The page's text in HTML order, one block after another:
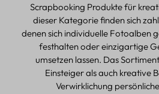
Scrapbooking Produkte für
dieser Kategorie finden sich
denen sich individuelle Fotoalben
festhalten oder einzigartige
umsetzen lassen. Das
Einsteiger als auch kreative
Verwirklichung